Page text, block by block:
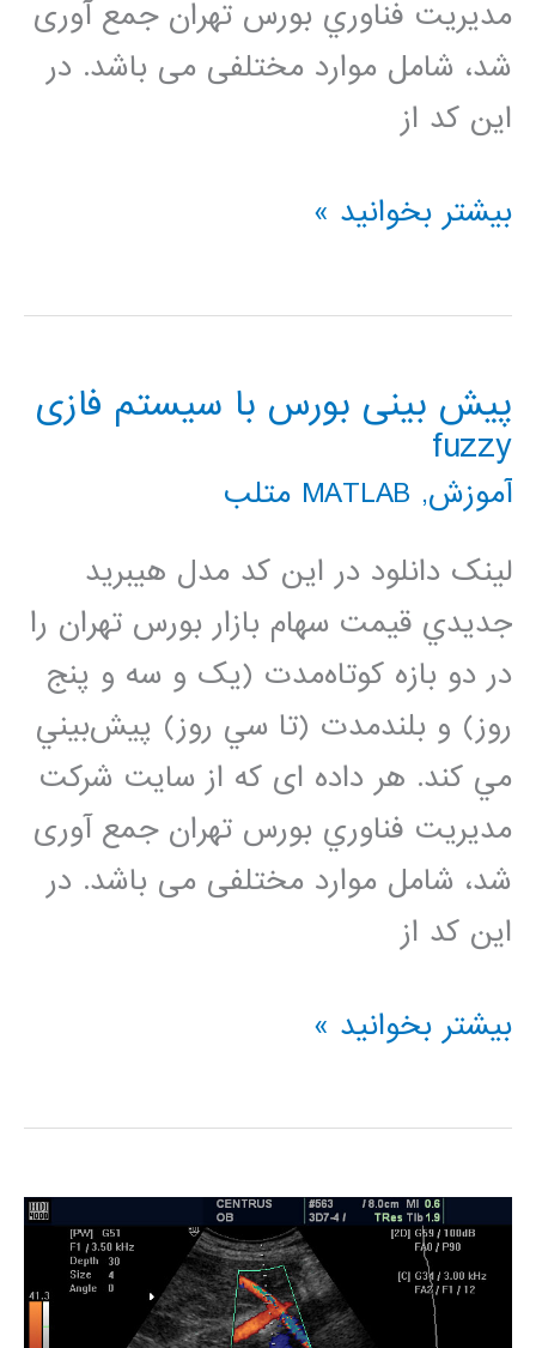
مديريت فناوري بورس تهران جمع آوری
شد، شامل موارد مختلفی می باشد. در
این کد از
پیش
بورس
شبکه
عصبی
MLP
بیشتر بخوانید »
پیش بینی بورس با سیستم فازی
fuzzy
آموزش, MATLAB متلب
لینک دانلود در اين کد مدل هيبريد
جديدي قيمت سهام بازار بورس تهران را
در دو بازه کوتاه‌مدت (يک و سه و پنج
روز) و بلندمدت (تا سي روز) پيش‌بيني
مي کند. هر داده ای که از سایت شركت
مديريت فناوري بورس تهران جمع آوری
شد، شامل موارد مختلفی می باشد. در
این کد از
پیش
بورس
سیستم
فازی
بیشتر بخوانید »